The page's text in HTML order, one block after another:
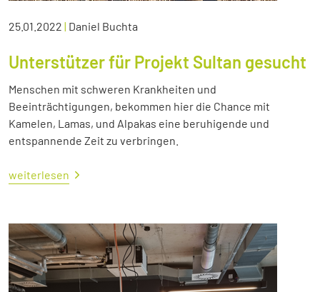
25.01.2022 | Daniel Buchta
Unterstützer für Projekt Sultan gesucht
Menschen mit schweren Krankheiten und
Beeinträchtigungen, bekommen hier die Chance mit
Kamelen, Lamas, und Alpakas eine beruhigende und
entspannende Zeit zu verbringen.
weiterlesen